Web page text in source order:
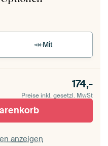
Mit
174,-
Preise inkl. gesetzl. MwSt
anzeigen